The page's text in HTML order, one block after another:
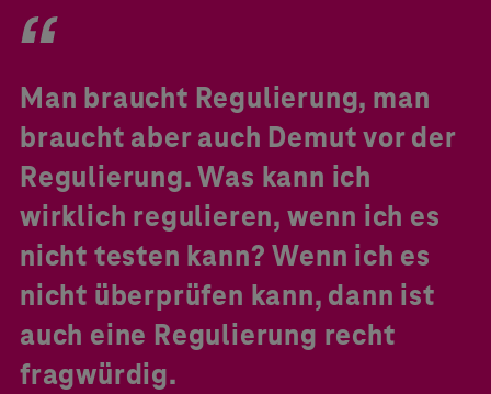
Man braucht Regulierung, man
braucht aber auch Demut vor der
Regulierung. Was kann ich
wirklich regulieren, wenn ich es
nicht testen kann? Wenn ich es
nicht überprüfen kann, dann ist
auch eine Regulierung recht
fragwürdig.